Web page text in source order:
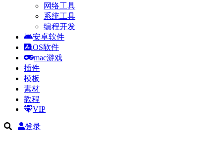
网络工具
系统工具
编程开发
安卓软件
iOS软件
mac游戏
插件
模板
素材
教程
VIP
登录